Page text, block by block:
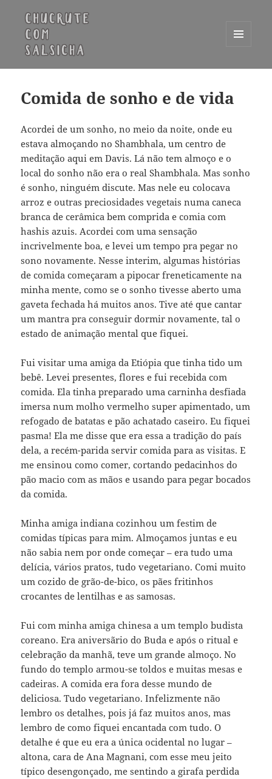
WIDGETS
Comida de sonho e de vida
Acordei de um sonho, no meio da noite, onde eu
estava almoçando no Shambhala, um centro de
meditação aqui em Davis. Lá não tem almoço e o
local do sonho não era o real Shambhala. Mas sonho
é sonho, ninguém discute. Mas nele eu colocava
arroz e outras preciosidades vegetais numa caneca
branca de cerâmica bem comprida e comia com
hashis azuis. Acordei com uma sensação
incrivelmente boa, e levei um tempo pra pegar no
sono novamente. Nesse interim, algumas histórias
de comida começaram a pipocar freneticamente na
minha mente, como se o sonho tivesse aberto uma
gaveta fechada há muitos anos. Tive até que cantar
um mantra pra conseguir dormir novamente, tal o
estado de animação mental que fiquei.
Fui visitar uma amiga da Etiópia que tinha tido um
bebê. Levei presentes, flores e fui recebida com
comida. Ela tinha preparado uma carninha desfiada
imersa num molho vermelho super apimentado, um
refogado de batatas e pão achatado caseiro. Eu fiquei
pasma! Ela me disse que era essa a tradição do país
dela, a recém-parida servir comida para as visitas. E
me ensinou como comer, cortando pedacinhos do
pão macio com as mãos e usando para pegar bocados
da comida.
Minha amiga indiana cozinhou um festim de
comidas típicas para mim. Almoçamos juntas e eu
não sabia nem por onde começar – era tudo uma
delícia, vários pratos, tudo vegetariano. Comi muito
um cozido de grão-de-bico, os pães fritinhos
crocantes de lentilhas e as samosas.
Fui com minha amiga chinesa a um templo budista
coreano. Era aniversãrio do Buda e após o ritual e
celebração da manhã, teve um grande almoço. No
fundo do templo armou-se toldos e muitas mesas e
cadeiras. A comida era fora desse mundo de
deliciosa. Tudo vegetariano. Infelizmente não
lembro os detalhes, pois já faz muitos anos, mas
lembro de como fiquei encantada com tudo. O
detalhe é que eu era a única ocidental no lugar –
altona, cara de Ana Magnani, com esse meu jeito
típico desengonçado, me sentindo a girafa perdida